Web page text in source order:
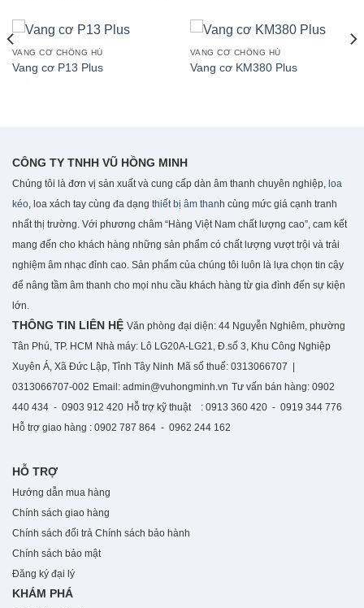
VANG CƠ CHỐNG HÚ
Vang cơ P13 Plus
VANG CƠ CHỐNG HÚ
Vang cơ KM380 Plus
CÔNG TY TNHH VŨ HỒNG MINH
Chúng tôi là đơn vị sản xuất và cung cấp dàn âm thanh chuyên nghiệp, loa
kéo, loa xách tay cùng đa dạng thiết bị âm than h cùng mức giá cạnh tranh
nhất thị trường. Với phương châm “Hàng Việt Nam chất lượng cao”, cam kết
mang đến cho khách hàng những sản phẩm có chất lượng vượt trội và trải
nghiệm âm nhạc đỉnh cao. Sản phẩm của chúng tôi luôn là lựa chọn tin cậy
để nâng tầm âm thanh cho mọi nhu cầu khách hàng từ gia đình đến sự kiện
lớn.
THÔNG TIN LIÊN HỆ Văn phòng đại diện: 44 Nguyễn Nghiêm, phường
Tân Phú, TP. HCM Nhà máy: Lô LG20A-LG21, Đ.số 3, Khu Công Nghiệp
Xuyên Á, Xã Đức Lập, Tỉnh Tây Ninh Mã số thuế: 0313066707 |
0313066707-002 Email: admin@vuhongminh.vn Tư vấn bán hàng: 0902
440 434 - 0903 912 420 Hỗ trợ kỹ thuật : 0913 360 420 - 0919 344 776
Hỗ trợ giao hàng : 0902 787 864 - 0962 244 162
HỖ TRỢ
Hướng dẫn mua hàng
Chính sách giao hàng
Chính sách đổi trả Chính sách bảo hành
Chính sách bảo mật
Đăng ký đại lý
KHÁM PHÁ